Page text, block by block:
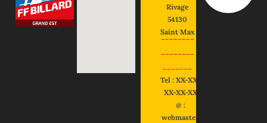
Rivage
54130
Saint Max
--------
--------
-------
Tel : XX-XX-
XX-XX-XX
@ :
webmaster